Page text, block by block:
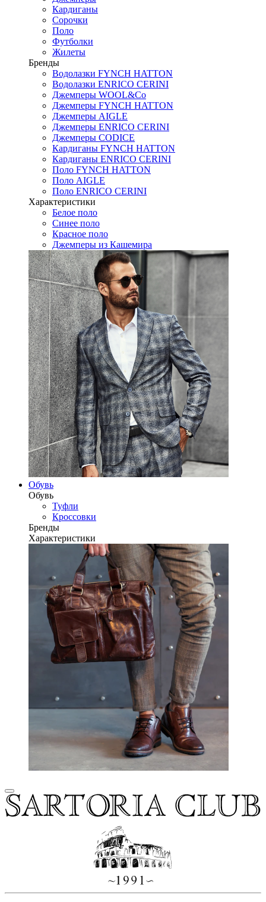
Кардиганы
Сорочки
Поло
Футболки
Жилеты
Бренды
Водолазки FYNCH HATTON
Водолазки ENRICO CERINI
Джемперы WOOL&Co
Джемперы FYNCH HATTON
Джемперы AIGLE
Джемперы ENRICO CERINI
Джемперы CODICE
Кардиганы FYNCH HATTON
Кардиганы ENRICO CERINI
Поло FYNCH HATTON
Поло AIGLE
Поло ENRICO CERINI
Характеристики
Белое поло
Синее поло
Красное поло
Джемперы из Кашемира
Обувь
Обувь
Туфли
Кроссовки
Бренды
Характеристики